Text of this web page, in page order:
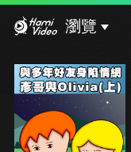
瀏覽